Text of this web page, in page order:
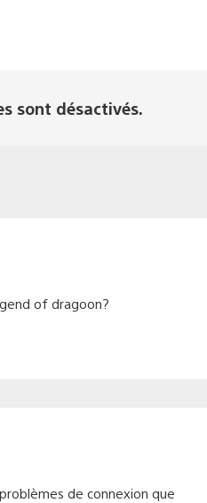
sont désactivés.
of dragoon?
de connexion que